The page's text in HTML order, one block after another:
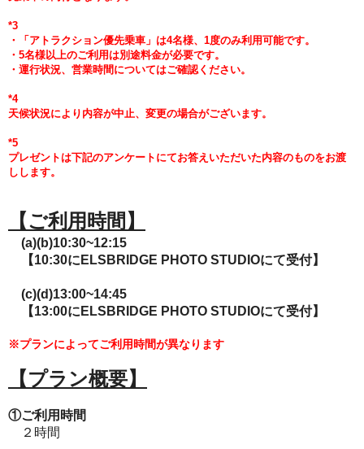
*3
・「アトラクション優先乗車」は4名様、1度のみ利用可能です。
・5名様以上のご利用は別途料金が必要です。
・運行状況、営業時間についてはご確認ください。
*4
天候状況により内容が中止、変更の場合がございます。
*5
プレゼントは下記のアンケートにてお答えいただいた内容のものをお渡
しします。
【ご利用時間】
(a)(b)10:30~12:15
【10:30にELSBRIDGE PHOTO STUDIOにて受付】
(c)(d)13:00~14:45
【13:00にELSBRIDGE PHOTO STUDIOにて受付】
※プランによってご利用時間が異なります
【プラン概要】
①ご利用時間
２時間